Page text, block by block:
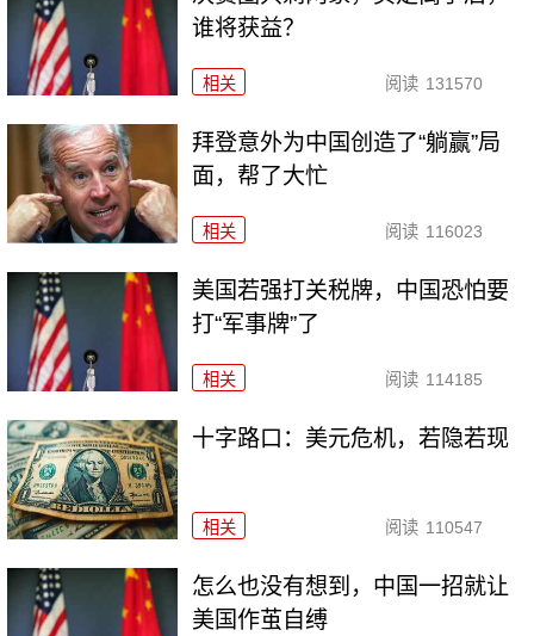
谁将获益？
相关 阅读 131570
拜登意外为中国创造了“躺赢”局
面，帮了大忙
相关 阅读 116023
美国若强打关税牌，中国恐怕要
打“军事牌”了
相关 阅读 114185
十字路口：美元危机，若隐若现
相关 阅读 110547
怎么也没有想到，中国一招就让
美国作茧自缚